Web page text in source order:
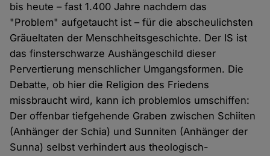
bis heute – fast 1.400 Jahre nachdem das
"Problem" aufgetaucht ist – für die abscheulichsten
Gräueltaten der Menschheitsgeschichte. Der IS ist
das finsterschwarze Aushängeschild dieser
Pervertierung menschlicher Umgangsformen. Die
Debatte, ob hier die Religion des Friedens
missbraucht wird, kann ich problemlos umschiffen:
Der offenbar tiefgehende Graben zwischen Schiiten
(Anhänger der Schia) und Sunniten (Anhänger der
Sunna) selbst verhindert aus theologisch-